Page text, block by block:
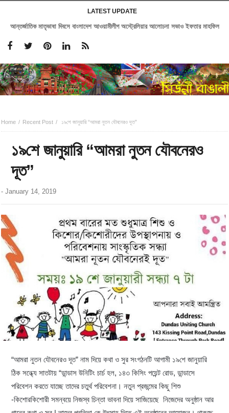
LATEST UPDATE
আন্তর্জাতিক মাতৃভাষা দিবসে বাংলাদেশ আওয়ামীলীগ অস্ট্রেলিয়ার আলোচনা সভাও ইফতার মাহফিল
Home Recent Post ১৯শে জানুয়ারি “আমরা নুতন যৌবনেরও দূত”
১৯শে জানুয়ারি “আমরা নুতন যৌবনেরও
দূত”
-January 14, 2019
“আমরা নুতন যৌবনেরও দূত” নাম দিয়ে কথা ও সুর সংগঠনটি আগামী ১৯শে জানুয়ারি
ঠিক সন্ধ্যে সাতটায় “ডান্ডাস উনিটিং চার্চ হল, ১৪৩ কিসিং পয়েন্ট রোড, ডান্ডাসে
পরিবেশন করতে যাচ্ছে তাদের চতুর্থ পরিবেশনা। নতুন প্রজন্মের কিছু শিশু
-কিশোরকিশোরী সমন্বয়ে নিজস্ব চিন্তা ভাবনা দিয়ে সাজিয়েছে নিজেদের অনুষ্ঠান আর